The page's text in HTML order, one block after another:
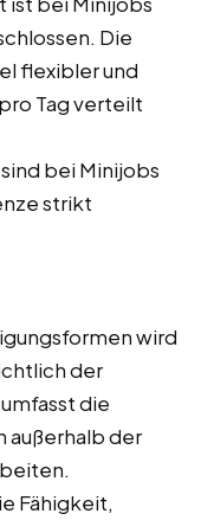
Die
flexibler und
Tag verteilt
bei Minijobs
strikt
wird
der
die
außerhalb der
Fähigkeit,